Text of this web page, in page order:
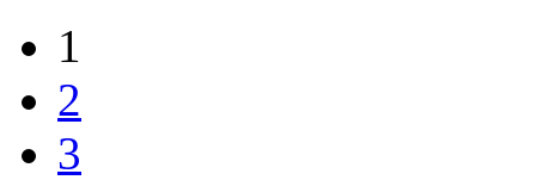
1
2
3